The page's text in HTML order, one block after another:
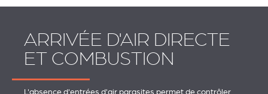
ARRIVÉE D'AIR DIRECTE
ET COMBUSTION
L'absence d'entrées d'air parasites permet de contrôler